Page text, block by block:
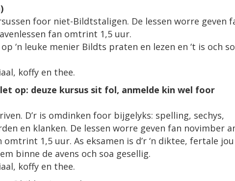
foor niet-Bildtstaligen. De lessen worre geven
fan omtrint 1,5 uur.
‘n leuke menier Bildts praten en lezen en ‘t is och
koffy en thee.
op: deuze kursus sit fol, anmelde kin wel foor
D’r is omdinken foor bijgelyks: spelling, sechys,
en klanken. De lessen worre geven fan novimber
1,5 uur. As eksamen is d’r ‘n diktee, fertale jou
binne de avens och soa gesellig.
koffy en thee.